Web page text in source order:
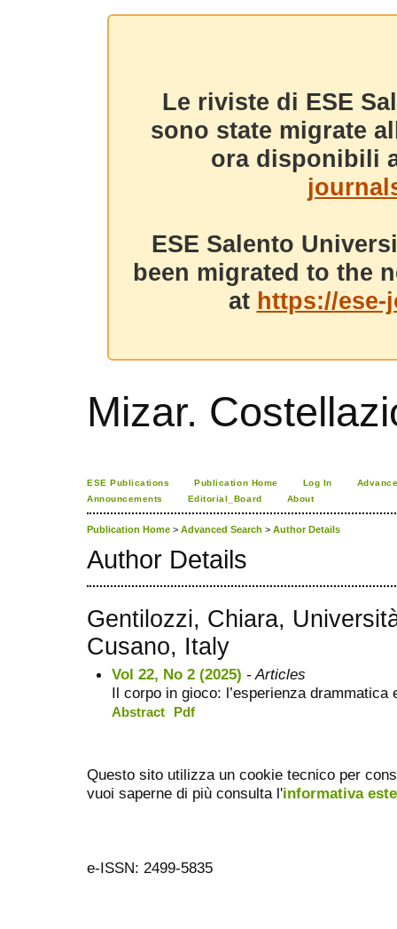
Le riviste di ESE
sono state migrate
ora disponibili
ESE Salento
been migrated to the
at https://
Mizar.
ESE Publications Publication Home Log In
Announcements
Editorial_Board About
Publication Home > Advanced Search > Author Details
Author Details
Gentilozzi, Chiara,
Cusano, Italy
Vol 22, No 2 (2025) - Articles
Il corpo in gioco: l’esperienza
Abstract Pdf
Questo sito utilizza un cookie tecnico per
vuoi saperne di più consulta l'informativa
e-ISSN: 2499-5835